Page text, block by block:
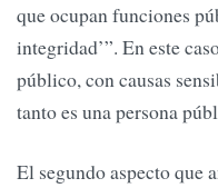
que ocupan funciones
integridad’”. En este
público, con causas
tanto es una persona
El segundo aspecto que